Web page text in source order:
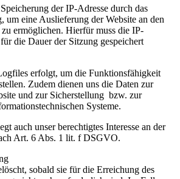
der IP-Adresse durch das
um eine Auslieferung der Website an den
ermöglichen. Hierfür muss die IP-
die Dauer der Sitzung gespeichert
erfolgt, um die Funktionsfähigkeit
Zudem dienen uns die Daten zur
und zur Sicherstellung bzw. zur
Systeme.
auch unser berechtigtes Interesse an der
Art. 6 Abs. 1 lit. f DSGVO.
sobald sie für die Erreichung des